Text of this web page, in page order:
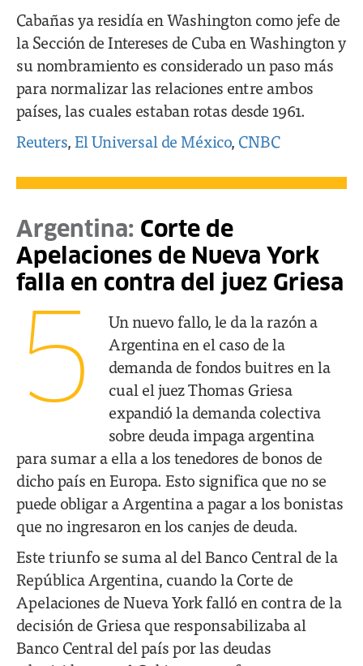
Cabañas ya residía en Washington como jefe de
la Sección de Intereses de Cuba en Washington y
su nombramiento es considerado un paso más
para normalizar las relaciones entre ambos
países, las cuales estaban rotas desde 1961.
Reuters,El Universal de México, CNBC
Argentina: Corte de
Apelaciones de Nueva York
falla en contra del juez Griesa
5
Un nuevo fallo, le da la razón a
Argentina en el caso de la
demanda de fondos buitres en la
cual el juez Thomas Griesa
expandió la demanda colectiva
sobre deuda impaga argentina
para sumar a ella a los tenedores de bonos de
dicho país en Europa. Esto significa que no se
puede obligar a Argentina a pagar a los bonistas
que no ingresaron en los canjes de deuda.
Este triunfo se suma al del Banco Central de la
República Argentina, cuando la Corte de
Apelaciones de Nueva York falló en contra de la
decisión de Griesa que responsabilizaba al
Banco Central del país por las deudas